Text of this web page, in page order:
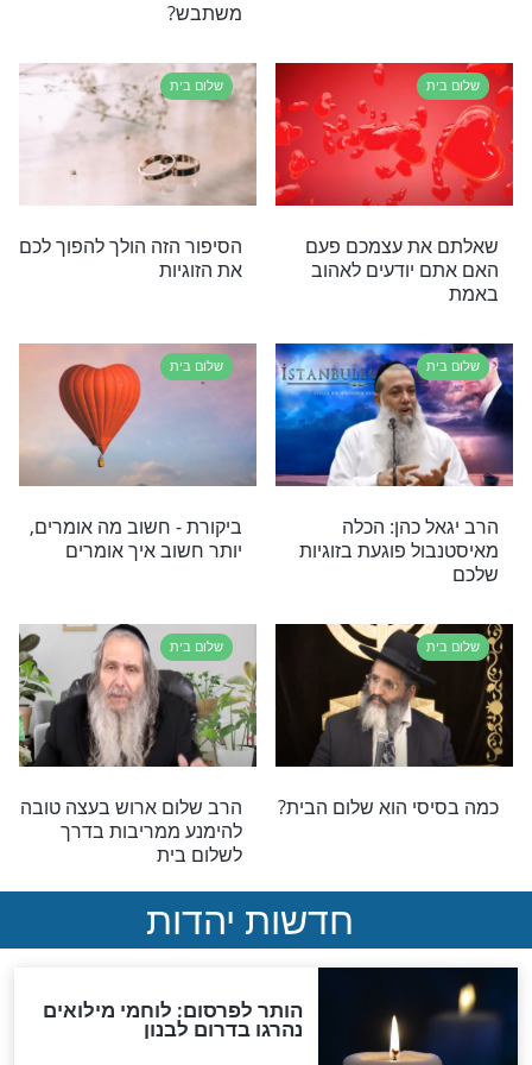
איך למנוע את
שלום בית
אוהבת תכשיטים? רוץ
להיבדק!''
כהן: מי מפחד
שלום בית
אין די בלב טוב לזוגיות טובה
לאישה לשלום בית
שלום בית
הרב אליהו רבי: לאיזה
''מוסך'' פונים כששלום הבית
משתבש?
שלום בית